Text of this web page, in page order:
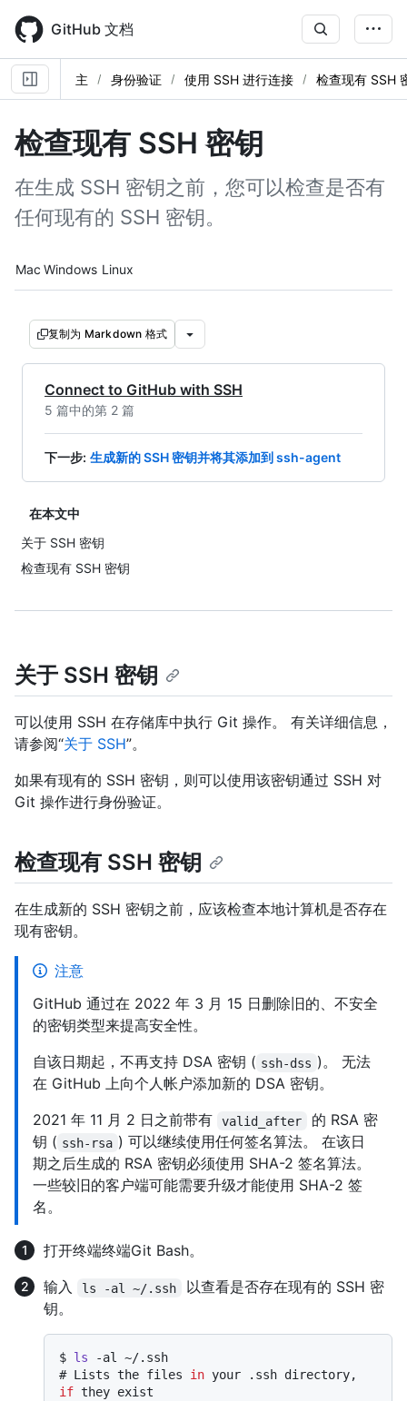
main
content
GitHub 文档
主 身份验证 使用 SSH 进行连接 检查现有 SSH
检查现有 SSH 密钥
在生成 SSH 密钥之前，您可以检查是否有
任何现有的 SSH 密钥。
Platform navigation
Mac Windows Linux
复制为 Markdown 格式
Connect to GitHub with SSH
5 篇中的第 2 篇
下一步: 生成新的 SSH 密钥并将其添加到 ssh-agent
在本文中
关于 SSH 密钥
检查现有 SSH 密钥
关于 SSH 密钥
可以使用 SSH 在存储库中执行 Git 操作。 有关详细信息，
请参阅“关于 SSH”。
如果有现有的 SSH 密钥，则可以使用该密钥通过 SSH 对
Git 操作进行身份验证。
检查现有 SSH 密钥
在生成新的 SSH 密钥之前，应该检查本地计算机是否存在
现有密钥。
注意
GitHub 通过在 2022 年 3 月 15 日删除旧的、不安全
的密钥类型来提高安全性。
自该日期起，不再支持 DSA 密钥 ( ssh-dss )。 无法
在 GitHub 上向个人帐户添加新的 DSA 密钥。
2021 年 11 月 2 日之前带有
valid_after
的 RSA 密
钥 ( ssh-rsa ) 可以继续使用任何签名算法。 在该日
期之后生成的 RSA 密钥必须使用 SHA-2 签名算法。
一些较旧的客户端可能需要升级才能使用 SHA-2 签
名。
打开终端终端Git Bash。
输入
ls -al ~/.ssh
以查看是否存在现有的 SSH 密
钥。
$ ls -al ~/.ssh
# Lists the files in
if they exist